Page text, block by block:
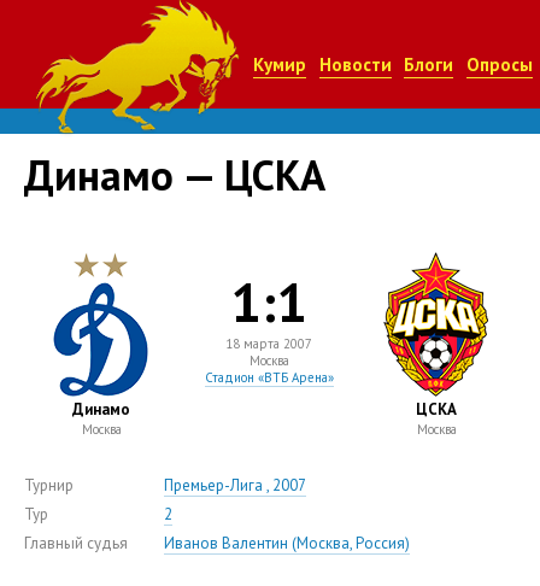
Кумир Новости Блоги Опросы
Динамо — ЦСКА
Динамо
Москва
1:1
18 марта 2007
Москва
Стадион «ВТБ Арена»
ЦСКА
Москва
Турнир
Премьер-Лига , 2007
Тур
2
Главный судья
Иванов Валентин (Москва, Россия)